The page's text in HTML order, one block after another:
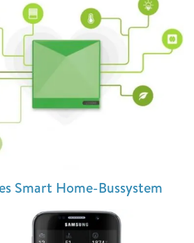
Smart Home-Bussystem